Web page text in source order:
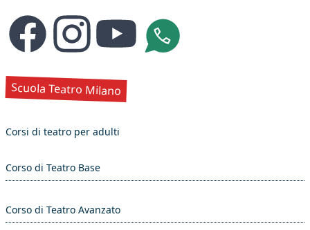
FacebookInstagramYouTube Whatsapp
Scuola Teatro Milano
Corsi di teatro per adulti
Corso di Teatro Base
Corso di Teatro Avanzato